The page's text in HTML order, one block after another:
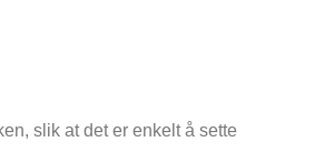
slik at det er enkelt å sette